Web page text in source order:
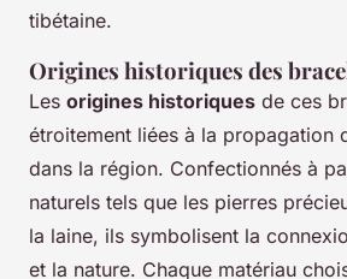
tibétaine.
Origines historiques des
Les origines historiques de ces
étroitement liées à la propagation
dans la région. Confectionnés à
naturels tels que les pierres
la laine, ils symbolisent la
et la nature. Chaque matériau